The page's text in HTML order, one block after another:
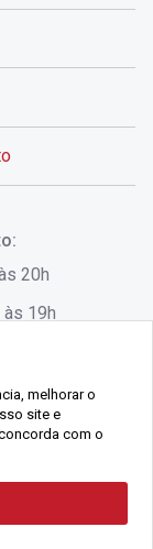
-
1, 2 e 3 -
20h
19h
Todos os direitos
melhorar o
site e
com o